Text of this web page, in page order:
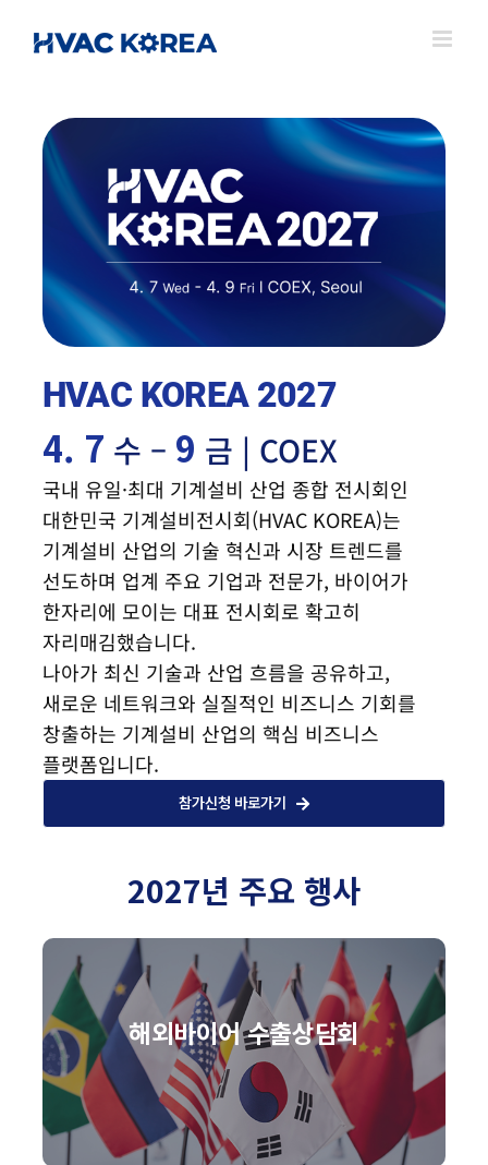
HVAC KOREA 2027
4. 7 수 – 9 금 | COEX
국내 유일·최대 기계설비 산업 종합 전시회인
대한민국 기계설비전시회(HVAC KOREA)는
기계설비 산업의 기술 혁신과 시장 트렌드를
선도하며 업계 주요 기업과 전문가, 바이어가
한자리에 모이는 대표 전시회로 확고히
자리매김했습니다.
나아가 최신 기술과 산업 흐름을 공유하고,
새로운 네트워크와 실질적인 비즈니스 기회를
창출하는 기계설비 산업의 핵심 비즈니스
플랫폼입니다.
참가신청 바로가기
2027년 주요 행사
해외바이어 수출상담회